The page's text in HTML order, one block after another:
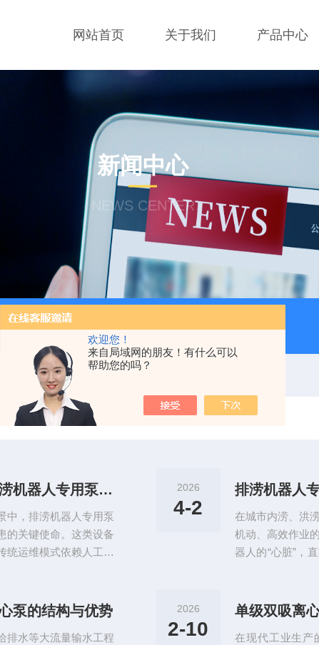
欢迎您！
来自局域网的朋友！有什么可以
帮助您的吗？
网站首页 关于我们 产品中心
新闻中心
NEWS CENTER
携式防汛排水泵 QZZS防
智能化赋能：物联网技术如何重塑排涝机器人专用泵的运维模式
中，排涝机器人专用泵
的关键使命。这类设备
统运维模式依赖人工巡
深度落地，一套全流
2026
4-2
排涝机器人
在城市内涝、洪
机动、高效作业
器人的“心脏”，
载、停机故障，
心技术，为排涝
泵的结构与优势
排水等大流量输水工程
2026
2-10
单级双吸离
在现代工业生产